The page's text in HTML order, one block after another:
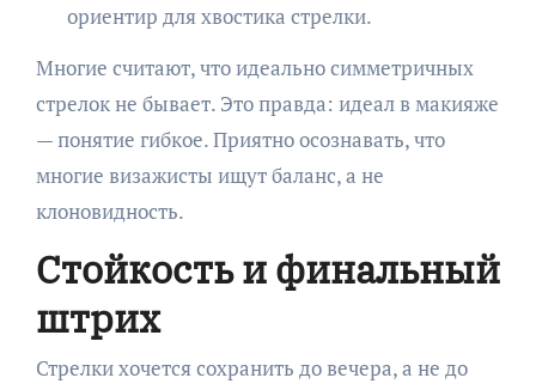
ориентир для хвостика стрелки.
Многие считают, что идеально симметричных
стрелок не бывает. Это правда: идеал в макияже
— понятие гибкое. Приятно осознавать, что
многие визажисты ищут баланс, а не
клоновидность.
Стойкость и финальный
штрих
Стрелки хочется сохранить до вечера, а не до